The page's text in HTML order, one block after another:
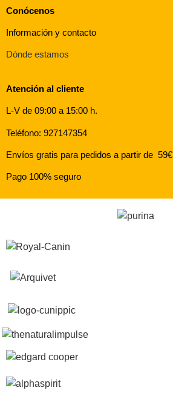
Conócenos
Información y contacto
Dónde estamos
Atención al cliente
L-V de 09:00 a 15:00 h.
Teléfono: 927147354
Envíos gratis para pedidos a partir de 59€
Pago 100% seguro